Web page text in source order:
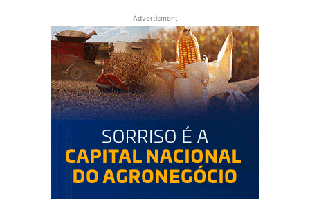
Advertisment